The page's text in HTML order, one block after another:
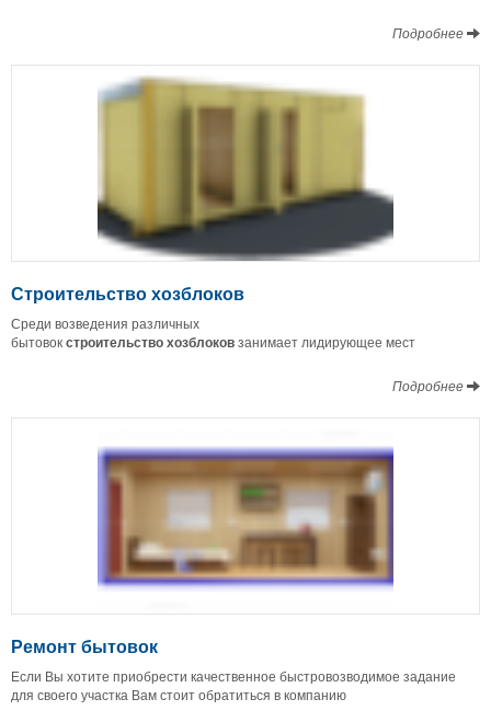
Подробнее
Строительство хозблоков
Среди возведения различных
бытовокстроительствохозблоковзанимает лидирующее мест
Подробнее
Ремонт бытовок
Если Вы хотите приобрести качественное быстровозводимое задание
для своего участка Вам стоит обратиться в компанию